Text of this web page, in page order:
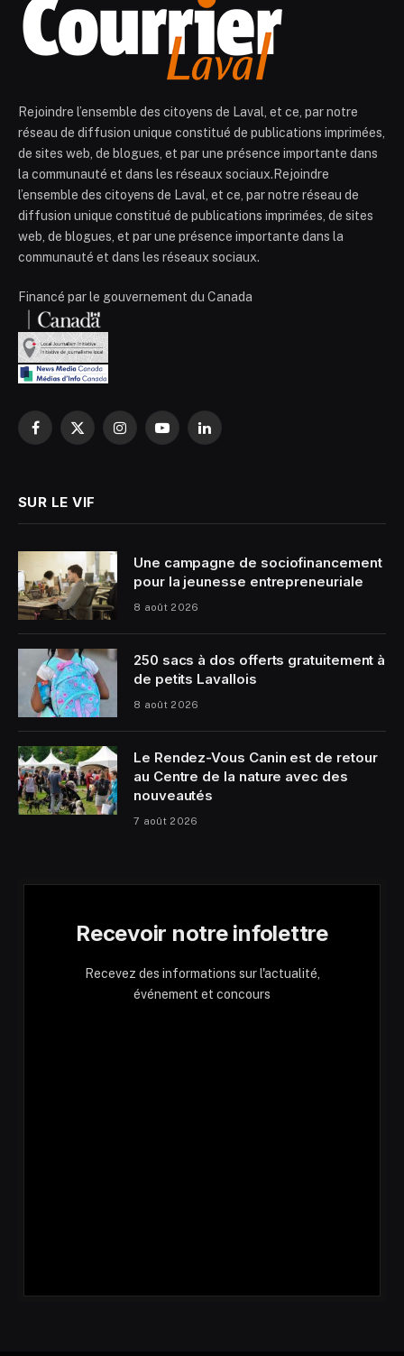
Rejoindre l’ensemble des citoyens de Laval, et ce, par notre
réseau de diffusion unique constitué de publications imprimées,
de sites web, de blogues, et par une présence importante dans
la communauté et dans les réseaux sociaux.Rejoindre
l’ensemble des citoyens de Laval, et ce, par notre réseau de
diffusion unique constitué de publications imprimées, de sites
web, de blogues, et par une présence importante dans la
communauté et dans les réseaux sociaux.
Financé par le gouvernement du Canada
Facebook
X
InstagramYouTubeLinkedIn
SUR LE VIF
Une campagne de sociofinancement
pour la jeunesse entrepreneuriale
8 août 2026
250 sacs à dos offerts gratuitement à
de petits Lavallois
8 août 2026
Le Rendez-Vous Canin est de retour
au Centre de la nature avec des
nouveautés
7 août 2026
Recevoir notre infolettre
Recevez des informations sur l'actualité,
événement et concours